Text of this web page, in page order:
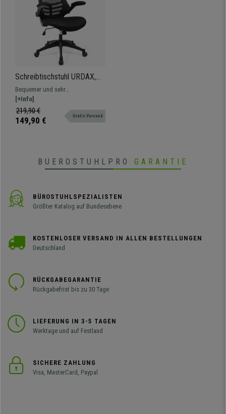
• Ergonomische Rückenlehne mit Lordosenstütze
Wippmechanismus
• Atmungsaktiver Netzbezug
Klappbare Design-Armlehnen
• Bis zu 150 kg belastbares Fußkreuz
Modernes und elegantes Design
Schreibtischstuhl URDAX,
klappbare Armlehnen,
atmungsaktiver Netzbezug,
Farbe Schwarz
Bequemer und sehr
widerstandsfähiger
Schreibtischstuhl URDAX.
Modernes Design mit
[+Info]
219,90 €
149,90 € Gratis Versand
BUEROSTUHLPRO GARANTIE
BÜROSTUHLSPEZIALISTEN
Größter Katalog auf Bundesebene
KOSTENLOSER VERSAND IN ALLEN BESTELLUNGEN
Deutschland
RÜCKGABEGARANTIE
Rückgabefrist bis zu 30 Tage
LIEFERUNG IN 3-5 TAGEN
Werktage und auf Festland
SICHERE ZAHLUNG
Visa, MasterCard, Paypal